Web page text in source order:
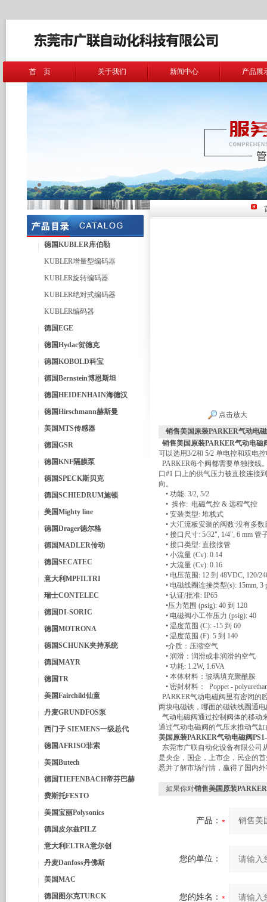
首 页 关于我们 新闻中心 产品展
德国KUBLER库伯勒
KUBLER增量型编码器
KUBLER旋转编码器
KUBLER绝对式编码器
KUBLER编码器
德国EGE
德国Hydac贺德克
德国KOBOLD科宝
德国Bernstein博恩斯坦
德国HEIDENHAIN海德汉
德国Hirschmann赫斯曼
美国MTS传感器
德国GSR
德国KNF隔膜泵
德国SPECK斯贝克
德国SCHIEDRUM施顿
美国Mighty line
德国Drager德尔格
德国MADLER传动
德国SECATEC
意大利MPFILTRI
瑞士CONTELEC
德国DI-SORIC
德国MOTRONA
德国SCHUNK夹持系统
德国MAYR
德国TR
美国Fairchild仙童
丹麦GRUNDFOS泵
西门子 SIEMENS一级总代
德国AFRISO菲索
美国Butech
德国TIEFENBACH帝芬巴赫
费斯托FESTO
美国宝丽Polysonics
德国皮尔兹PILZ
意大利ELTRA意尔创
丹麦Danfoss丹佛斯
美国MAC
德国图尔克TURCK
点击放大
销售美国原装PARKER气动电磁
销售美国原装PARKER气动电磁
可以选用3/2和 5/2 单电控和双电
PARKER每个阀都需要单独接线
口#1 口上的供气压力被直接连接
向。
• 功能: 3/2, 5/2
• 操作: 电磁气控 & 远程气控
• 安装类型: 堆栈式
• 大汇流板安装的阀数:没有多数
• 接口尺寸: 5/32", 1/4", 6 mm 管
• 接口类型: 直接接管
• 小流量 (Cv): 0.14
• 大流量 (Cv): 0.16
• 电压范围: 12 到 48VDC, 120/
• 电磁线圈连接类型(s): 15mm, 3
• 认证/批准: IP65
•压力范围 (psig): 40 到 120
• 电磁阀小工作压力 (psig): 40
• 温度范围 (C): -15 到 60
• 温度范围 (F): 5 到 140
•介质：压缩空气
• 润滑：润滑或非润滑的空气
• 功耗: 1.2W, 1.6VA
• 本体材料：玻璃填充聚酰胺
• 密封材料： Poppet -
PARKER气动电磁阀里有密闭的
两块电磁铁，哪面的磁铁线圈通
气动电磁阀通过控制阀体的移动
通过气动电磁阀的气压来推动气
美国原装PARKER气动电磁阀PS1-
东莞市广联自动化设备有限公司
是央企，国企，上市企，民企的
悉并了解市场行情，赢得了国内
如果你对销售美国原装
产品：
您的单位：
您的姓名：